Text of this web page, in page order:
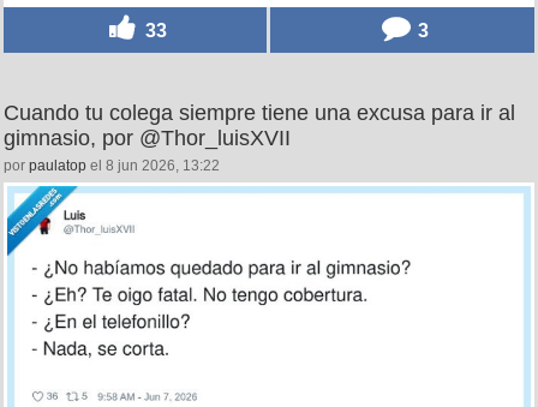
33 3
Cuando tu colega siempre tiene una excusa para ir al
gimnasio, por @Thor_luisXVII
por paulatop el 8 jun 2026, 13:22